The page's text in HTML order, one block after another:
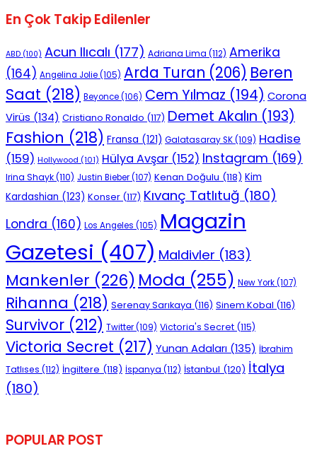
En Çok Takip Edilenler
ABD (100) Acun Ilıcalı (177) Adriana Lima (112) Amerika
(164) Angelina Jolie(105) Arda Turan (206) Beren
Saat (218) Beyonce(106) Cem Yılmaz (194) Corona
Virüs (134) Cristiano Ronaldo (117) Demet Akalın (193)
Fashion (218) Fransa (121) Galatasaray SK(109) Hadise
(159) Hollywood (101) Hülya Avşar (152) Instagram (169)
Irina Shayk(110) Justin Bieber(107) Kenan Doğulu (118) Kim
Kardashian (123) Konser (117) Kıvanç Tatlıtuğ (180)
Londra (160) Los Angeles (105) Magazin
Gazetesi (407) Maldivler (183)
Mankenler (226) Moda (255) New York(107)
Rihanna (218) Serenay Sarıkaya (116) Sinem Kobal (116)
Survivor (212) Twitter(109) Victoria's Secret (115)
Victoria Secret (217) Yunan Adaları (135) İbrahim
Tatlıses (112) İngiltere (118) İspanya (112) İstanbul (120) İtalya
(180)
POPULAR POST